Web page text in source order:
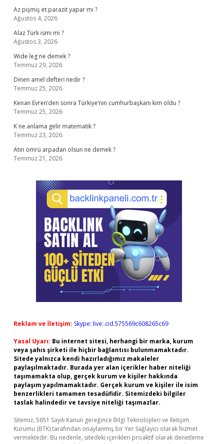
Az pişmiş et parazit yapar mı ?
Ağustos 4, 2026
Alaz Türk ismi mi ?
Ağustos 3, 2026
Wıde leg ne demek ?
Temmuz 29, 2026
Dinen amel defteri nedir ?
Temmuz 25, 2026
Kenan Evren’den sonra Türkiye’nin cumhurbaşkanı kim oldu ?
Temmuz 25, 2026
K ne anlama gelir matematik ?
Temmuz 23, 2026
Atın ömrü arpadan olsun ne demek ?
Temmuz 21, 2026
Reklam ve İletişim: Skype: live:.cid.575569c608265c69
Yasal Uyarı: Bu internet sitesi, herhangi bir marka, kurum
veya şahıs şirketi ile hiçbir bağlantısı bulunmamaktadır.
Sitede yalnızca kendi hazırladığımız makaleler
paylaşılmaktadır. Burada yer alan içerikler haber niteliği
taşımamakta olup, gerçek kurum ve kişiler hakkında
paylaşım yapılmamaktadır. Gerçek kurum ve kişiler ile isim
benzerlikleri tamamen tesadüfidir. Sitemizdeki bilgiler
taslak halindedir ve tavsiye niteliği taşımazlar.
Sitemiz, 5651 Sayılı Kanun gereğince Bilgi Teknolojileri ve İletişim
Kurumu (BTK) tarafından onaylanmış bir Yer Sağlayıcı olarak hizmet
vermektedir. Bu nedenle, sitedeki içerikleri proaktif olarak denetleme